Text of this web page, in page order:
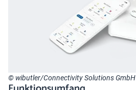
© wibutler/Connectivity Solutions GmbH